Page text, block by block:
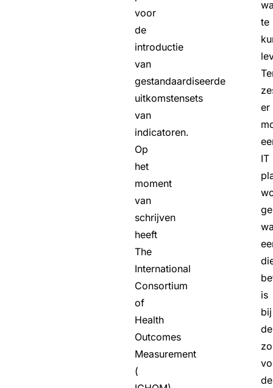
voor
de
introductie
van
gestandaardiseerde
uitkomstensets
van
indicatoren.
Op
het
moment
van
schrijven
heeft
The
International
Consortium
of
Health
Outcomes
Measurement
(
te
er
IT
is
bij
de
de